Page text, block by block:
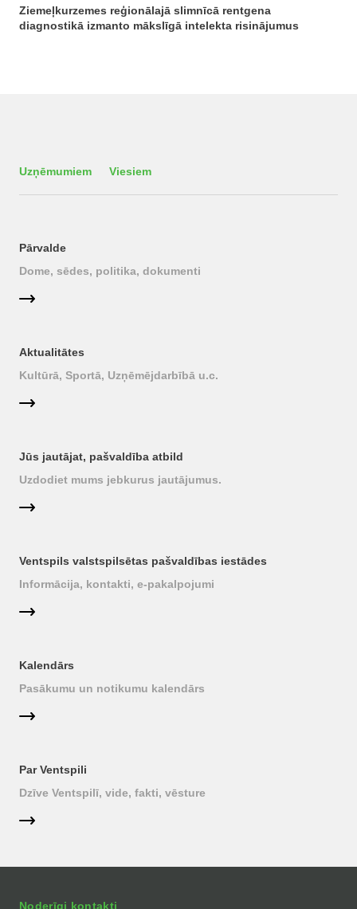
Ziemeļkurzemes reģionālajā slimnīcā rentgena
diagnostikā izmanto mākslīgā intelekta risinājumus
Uzņēmumiem Viesiem
Pārvalde
Dome, sēdes, politika, dokumenti
Aktualitātes
Kultūrā, Sportā, Uzņēmējdarbībā u.c.
Jūs jautājat, pašvaldība atbild
Uzdodiet mums jebkurus jautājumus.
Ventspils valstspilsētas pašvaldības iestādes
Informācija, kontakti, e-pakalpojumi
Kalendārs
Pasākumu un notikumu kalendārs
Par Ventspili
Dzīve Ventspilī, vide, fakti, vēsture
Noderīgi kontakti